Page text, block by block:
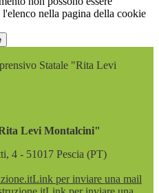
nella pagina della cookie
Statale "Rita Levi
Levi Montalcini"
4 - 51017 Pescia (PT)
Link per inviare una mail